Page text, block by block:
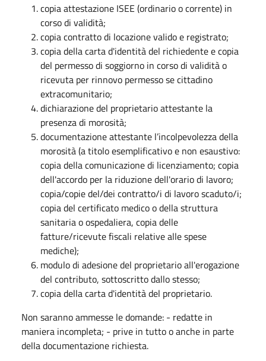
copia attestazione ISEE (ordinario o corrente) in
corso di validità;
copia contratto di locazione valido e registrato;
copia della carta d'identità del richiedente e copia
del permesso di soggiorno in corso di validità o
ricevuta per rinnovo permesso se cittadino
extracomunitario;
dichiarazione del proprietario attestante la
presenza di morosità;
documentazione attestante l’incolpevolezza della
morosità (a titolo esemplificativo e non esaustivo:
copia della comunicazione di licenziamento; copia
dell'accordo per la riduzione dell'orario di lavoro;
copia/copie del/dei contratto/i di lavoro scaduto/i;
copia del certificato medico o della struttura
sanitaria o ospedaliera, copia delle
fatture/ricevute fiscali relative alle spese
mediche);
modulo di adesione del proprietario all'erogazione
del contributo, sottoscritto dallo stesso;
copia della carta d'identità del proprietario.
Non saranno ammesse le domande: - redatte in
maniera incompleta; - prive in tutto o anche in parte
della documentazione richiesta.